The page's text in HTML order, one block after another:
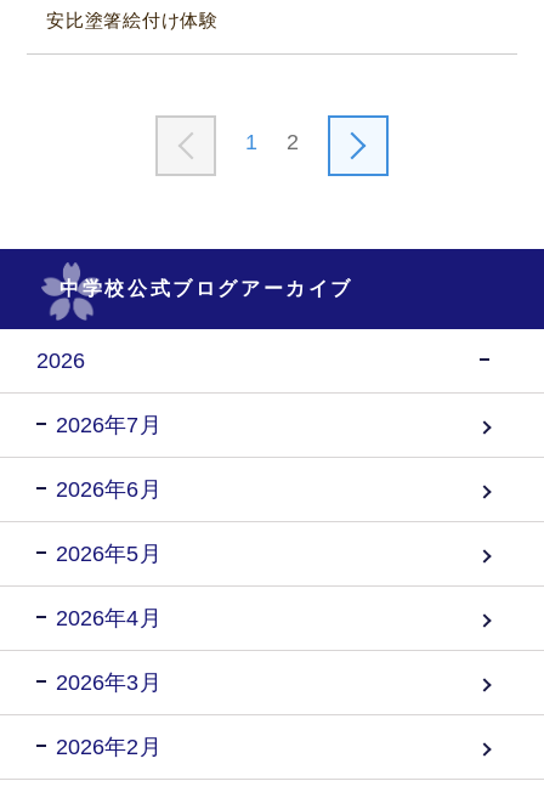
安比塗箸絵付け体験
1 2
中学校公式ブログアーカイブ
2026
2026年7月
2026年6月
2026年5月
2026年4月
2026年3月
2026年2月